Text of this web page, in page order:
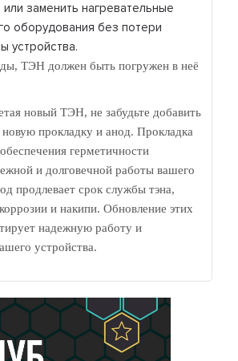
или заменить нагревательные
оборудования без потери
устройства.
ТЭН должен быть погружен в неё
новый ТЭН, не забудьте добавить
прокладку и анод. Прокладка
герметичности
и долговечной работы вашего
продлевает срок службы тэна,
и накипи. Обновление этих
надежную работу и
устройства.